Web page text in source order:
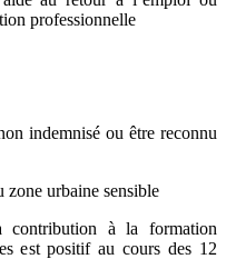
professionnelle
indemnisé ou être reconnu
zone urbaine sensible
à la formation
est positif au cours des 12